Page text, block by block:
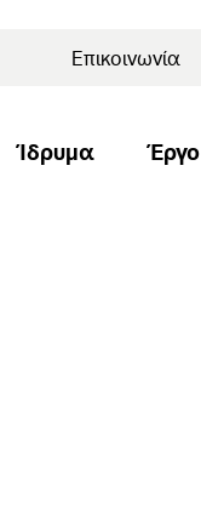
Επικοινωνία
Ίδρυμα Έργο